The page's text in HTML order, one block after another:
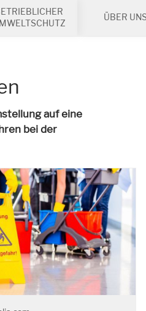
ÜBER
auf eine
bei der